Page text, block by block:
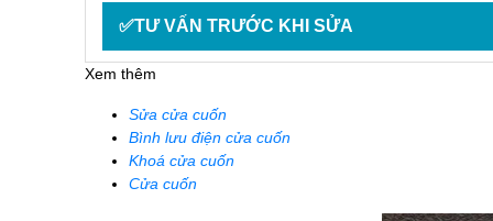
✅TƯ VẤN TRƯỚC KHI SỬA
Xem thêm
Sửa cửa cuốn
Bình lưu điện cửa cuốn
Khoá cửa cuốn
Cửa cuốn